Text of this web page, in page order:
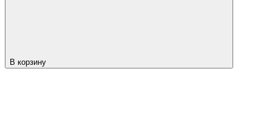
В корзину